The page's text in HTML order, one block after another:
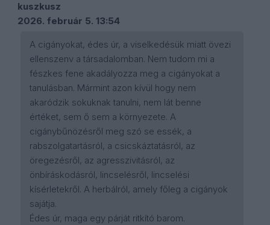
kuszkusz
2026. február 5. 13:54
A cigányokat, édes úr, a viselkedésük miatt övezi
ellenszenv a társadalomban. Nem tudom mi a
fészkes fene akadályozza meg a cigányokat a
tanulásban. Mármint azon kívül hogy nem
akaródzik sokuknak tanulni, nem lát benne
értéket, sem ő sem a környezete. A
cigánybűnözésről meg szó se essék, a
rabszolgatartásról, a csicskáztatásról, az
öregezésről, az agresszivitásról, az
önbíráskodásról, lincselésről, lincselési
kísérletekről. A herbálról, amely főleg a cigányok
sajátja.
Édes úr, maga egy párját ritkító barom.